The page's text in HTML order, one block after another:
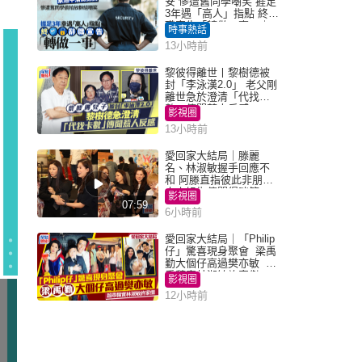
3年遇「高人」指點 終辭
職宣告「轉做一事」｜
Juicy叮
時事熱話
13小時前
黎彼得離世丨黎樹德被
封「李泳漢2.0」 老父剛
離世急於澄清「代找卡
數」傳聞惹人反感
影視圈
13小時前
07:59
愛回家大結局｜滕麗
名、林淑敏握手回應不
和 阿滕直指彼此非朋友
大小姐指傳聞得啖笑
影視圈
6小時前
愛回家大結局｜「Philip
仔」驚喜現身聚會 梁禹
勤大個仔高過樊亦敏 超
乖黐實林淑敏許家傑
影視圈
12小時前